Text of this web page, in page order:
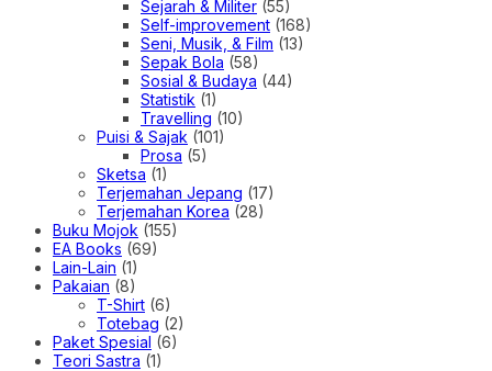
Sejarah & Militer (55)
Self-improvement (168)
Seni, Musik, & Film (13)
Sepak Bola (58)
Sosial & Budaya (44)
Statistik (1)
Travelling (10)
Puisi & Sajak (101)
Prosa (5)
Sketsa (1)
Terjemahan Jepang (17)
Terjemahan Korea (28)
Buku Mojok (155)
EA Books (69)
Lain-Lain (1)
Pakaian (8)
T-Shirt (6)
Totebag (2)
Paket Spesial (6)
Teori Sastra (1)